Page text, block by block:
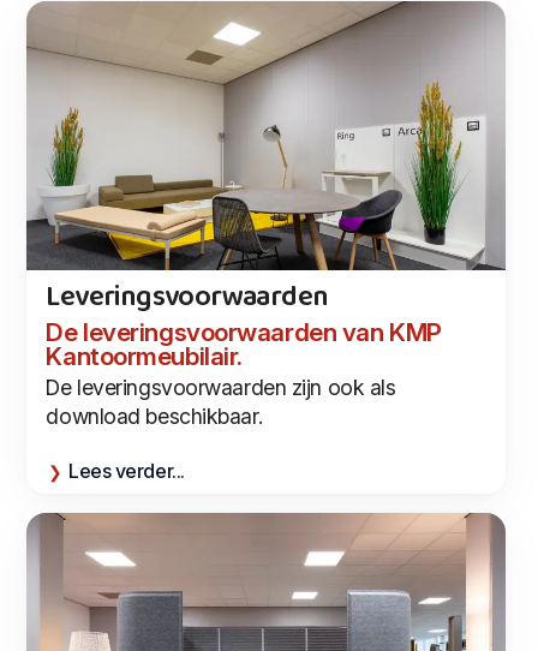
Leveringsvoorwaarden
De leveringsvoorwaarden van KMP
Kantoormeubilair.
De leveringsvoorwaarden zijn ook als
download beschikbaar.
Lees verder...